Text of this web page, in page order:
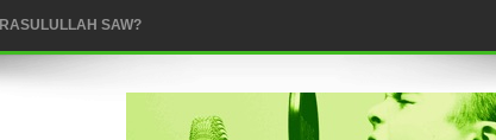
(AHMAD SIRHINDI)